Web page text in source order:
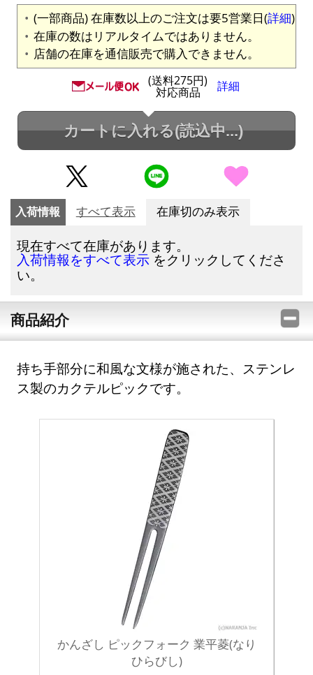
(一部商品) 在庫数以上のご注文は要5営業日(詳細)
在庫の数はリアルタイムではありません。
店舗の在庫を通信販売で購入できません。
(送料275円)
対応商品 詳細
カートに入れる(読込中...)
入荷情報 すべて表示 在庫切のみ表示
現在すべて在庫があります。
入荷情報をすべて表示 をクリックしてくださ
い。
商品紹介
持ち手部分に和風な文様が施された、ステンレ
ス製のカクテルピックです。
かんざし ピックフォーク 業平菱(なり
ひらびし)